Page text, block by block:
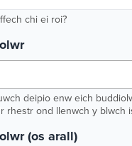
chi ei roi?
deipio enw eich
rhestr ond llenwch y blwch
(os arall)